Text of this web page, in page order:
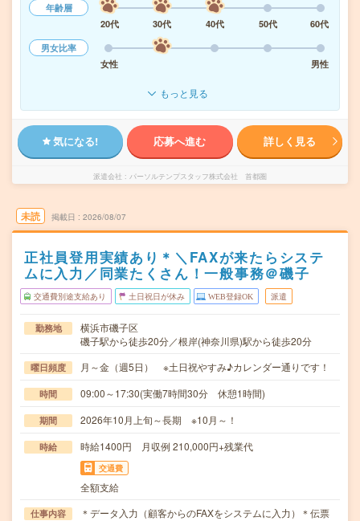
年齢層
20代
30代 40代 50代
60代
男女比率
女性
男性
もっと見る
気になる! 応募へ進む 詳しく見る
派遣会社 パーソルテンプスタッフ株式会社 首都圏
未読 掲載日 2026/08/07
正社員登用実績あり＊＼FAXが来たらシステ
ムに入力／同業たくさん！一般事務＠磯子
交通費別途支給あり 土日祝日が休み WEB登録OK 派遣
勤務地
横浜市磯子区
磯子駅から徒歩20分／根岸(神奈川県)駅から徒歩20分
曜日頻度 月～金（週5日） ※土日祝やすみ♪カレンダー通りです！
時間 09:00～17:30(実働7時間30分 休憩1時間)
期間 2026年10月上旬～長期 ※10月～！
時給 時給1400円 月収例 210,000円+残業代
交通費
全額支給
仕事内容
＊データ入力（顧客からのFAXをシステムに入力）＊伝票